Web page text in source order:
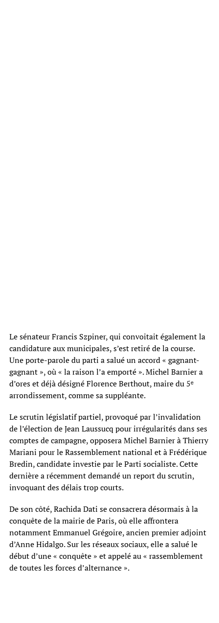
Le sénateur Francis Szpiner, qui convoitait également la
candidature aux municipales, s’est retiré de la course.
Une porte-parole du parti a salué un accord « gagnant-
gagnant », où « la raison l’a emporté ». Michel Barnier a
d’ores et déjà désigné Florence Berthout, maire du 5ᵉ
arrondissement, comme sa suppléante.
Le scrutin législatif partiel, provoqué par l’invalidation
de l’élection de Jean Laussucq pour irrégularités dans ses
comptes de campagne, opposera Michel Barnier à Thierry
Mariani pour le Rassemblement national et à Frédérique
Bredin, candidate investie par le Parti socialiste. Cette
dernière a récemment demandé un report du scrutin,
invoquant des délais trop courts.
De son côté, Rachida Dati se consacrera désormais à la
conquête de la mairie de Paris, où elle affrontera
notamment Emmanuel Grégoire, ancien premier adjoint
d’Anne Hidalgo. Sur les réseaux sociaux, elle a salué le
début d’une « conquête » et appelé au « rassemblement
de toutes les forces d’alternance ».